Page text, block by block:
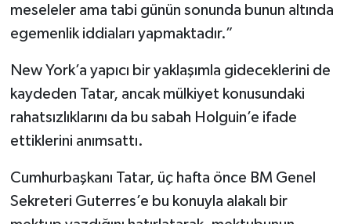
meseleler ama tabi günün sonunda bunun altında
egemenlik iddiaları yapmaktadır.”
New York’a yapıcı bir yaklaşımla gideceklerini de
kaydeden Tatar, ancak mülkiyet konusundaki
rahatsızlıklarını da bu sabah Holguin’e ifade
ettiklerini anımsattı.
Cumhurbaşkanı Tatar, üç hafta önce BM Genel
Sekreteri Guterres’e bu konuyla alakalı bir